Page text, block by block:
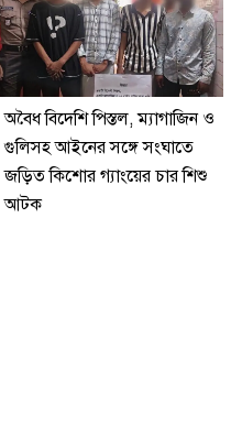
অবৈধ বিদেশি পিস্তল, ম্যাগাজিন ও
গুলিসহ আইনের সঙ্গে সংঘাতে
জড়িত কিশোর গ্যাংয়ের চার শিশু
আটক